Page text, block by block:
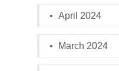
April 2024
March 2024